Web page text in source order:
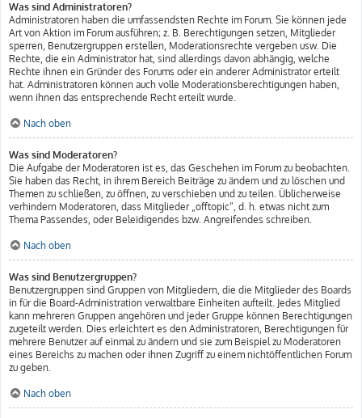
Was sind Administratoren?
Administratoren haben die umfassendsten Rechte im Forum. Sie können jede
Art von Aktion im Forum ausführen; z. B. Berechtigungen setzen, Mitglieder
sperren, Benutzergruppen erstellen, Moderationsrechte vergeben usw. Die
Rechte, die ein Administrator hat, sind allerdings davon abhängig, welche
Rechte ihnen ein Gründer des Forums oder ein anderer Administrator erteilt
hat. Administratoren können auch volle Moderationsberechtigungen haben,
wenn ihnen das entsprechende Recht erteilt wurde.
Nach oben
Was sind Moderatoren?
Die Aufgabe der Moderatoren ist es, das Geschehen im Forum zu beobachten.
Sie haben das Recht, in ihrem Bereich Beiträge zu ändern und zu löschen und
Themen zu schließen, zu öffnen, zu verschieben und zu teilen. Üblicherweise
verhindern Moderatoren, dass Mitglieder „offtopic“, d. h. etwas nicht zum
Thema Passendes, oder Beleidigendes bzw. Angreifendes schreiben.
Nach oben
Was sind Benutzergruppen?
Benutzergruppen sind Gruppen von Mitgliedern, die die Mitglieder des Boards
in für die Board-Administration verwaltbare Einheiten aufteilt. Jedes Mitglied
kann mehreren Gruppen angehören und jeder Gruppe können Berechtigungen
zugeteilt werden. Dies erleichtert es den Administratoren, Berechtigungen für
mehrere Benutzer auf einmal zu ändern und sie zum Beispiel zu Moderatoren
eines Bereichs zu machen oder ihnen Zugriff zu einem nichtöffentlichen Forum
zu geben.
Nach oben